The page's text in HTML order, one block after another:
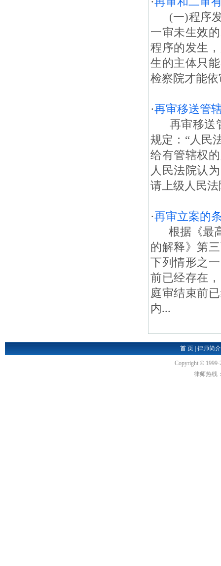
(一)程序发
一审未生效
程序的发生
生的主体只
检察院才能
·再审移送管
再审移送管
规定：“人民
给有管辖权
人民法院认
请上级人民
·再审立案的
根据《最高
的解释》第
下列情形之
前已经存在
庭审结束前
内...
首 页| 律师简介
Copyright ©
律师热线